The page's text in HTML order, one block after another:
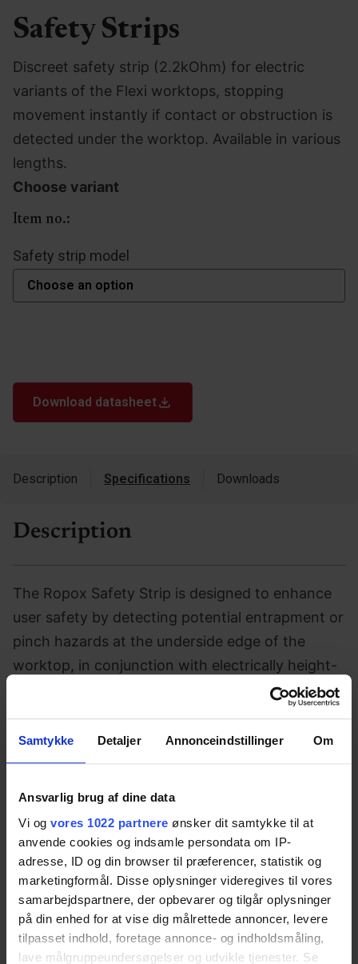
Samtykke Detaljer Annonceindstillinger Om
Ansvarlig brug af dine data
Vi og vores 1022 partnere ønsker dit samtykke til at
anvende cookies og indsamle persondata om IP-
adresse, ID og din browser til præferencer, statistik og
marketingformål. Disse oplysninger videregives til vores
samarbejdspartnere, der opbevarer og tilgår oplysninger
på din enhed for at vise dig målrettede annoncer, levere
tilpasset indhold, foretage annonce- og indholdsmåling,
lave målgruppeundersøgelser og udvikle tjenester. Se
Safety Strips
Discreet safety strip (2.2kOhm) for electric
variants of the Flexi worktops, stopping
movement instantly if contact or obstruction is
detected under the worktop. Available in various
lengths.
Choose variant
Item no.:
Safety strip model
Download datasheet
Description Specifications Downloads
Description
The Ropox Safety Strip is designed to enhance
user safety by detecting potential entrapment or
pinch hazards at the underside edge of the
worktop, in conjunction with electrically height-
adjustable frames. Installed discreetly beneath
strip helps safeguard users when the worktop
moves up or down.
We recommend installing the strip along three
sides of the tabletop to maximise protection in
the key risk zones. The Safety Strip offers a
simple yet effective layer of safety.
Specifications